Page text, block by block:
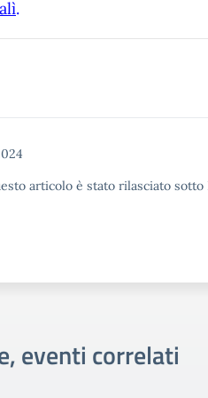
.
articolo è stato rilasciato
eventi correlati